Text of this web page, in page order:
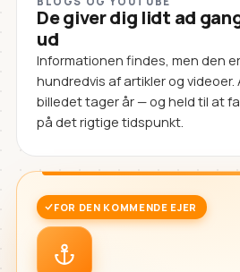
De giver dig lidt ad
ud
Informationen findes, men den
hundredvis af artikler og videoer.
billedet tager år — og held til at
på det rigtige tidspunkt.
FOR DEN KOMMENDE EJER